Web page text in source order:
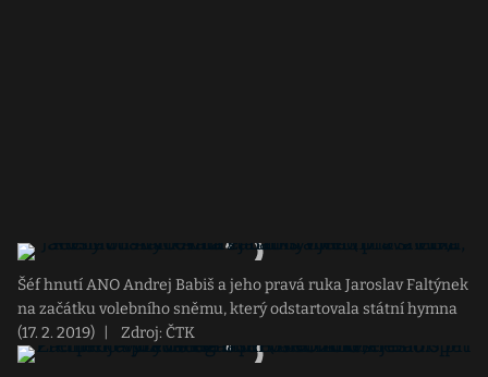
Šéf hnutí ANO Andrej Babiš a jeho pravá ruka Jaroslav Faltýnek
na začátku volebního sněmu, který odstartovala státní hymna
(17. 2. 2019)
Zdroj: ČTK